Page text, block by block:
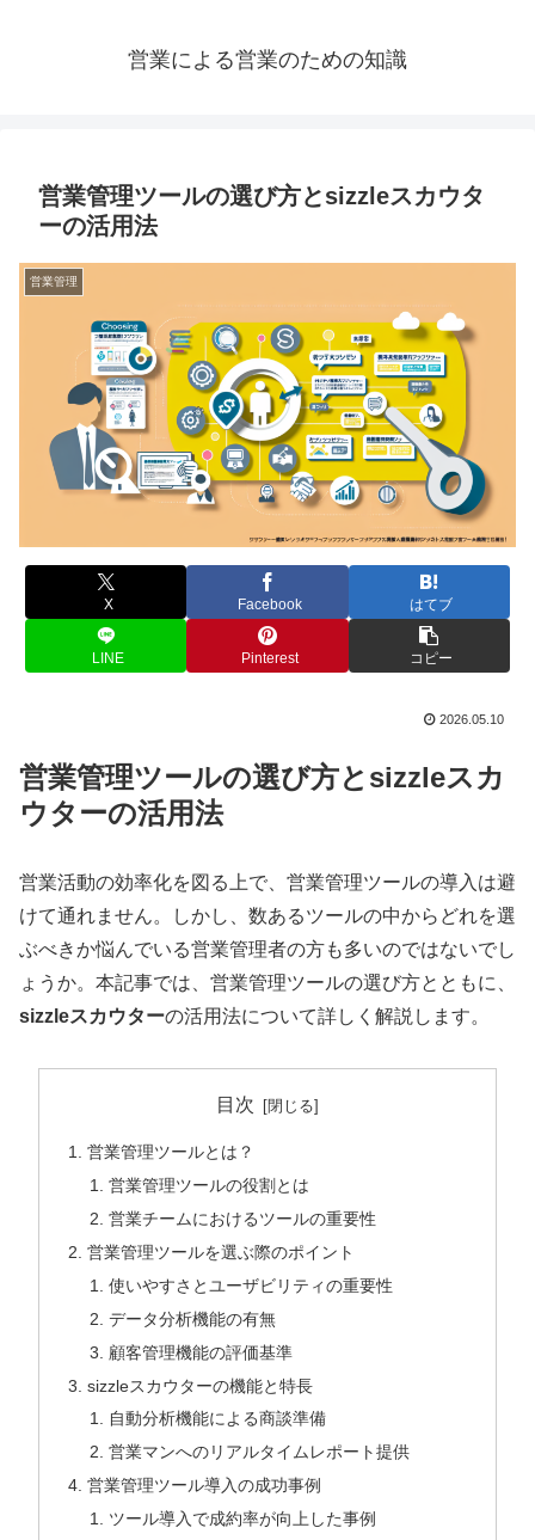
営業による営業のための知識
営業管理ツールの選び方とsizzleスカウタ
ーの活用法
営業管理
X Facebook はてブ
LINE Pinterest コピー
2026.05.10
営業管理ツールの選び方とsizzleスカ
ウターの活用法
営業活動の効率化を図る上で、営業管理ツールの導入は避
けて通れません。しかし、数あるツールの中からどれを選
ぶべきか悩んでいる営業管理者の方も多いのではないでし
ょうか。本記事では、営業管理ツールの選び方とともに、
sizzleスカウターの活用法について詳しく解説します。
目次
営業管理ツールとは？
営業管理ツールの役割とは
営業チームにおけるツールの重要性
営業管理ツールを選ぶ際のポイント
使いやすさとユーザビリティの重要性
データ分析機能の有無
顧客管理機能の評価基準
sizzleスカウターの機能と特長
自動分析機能による商談準備
営業マンへのリアルタイムレポート提供
営業管理ツール導入の成功事例
ツール導入で成約率が向上した事例